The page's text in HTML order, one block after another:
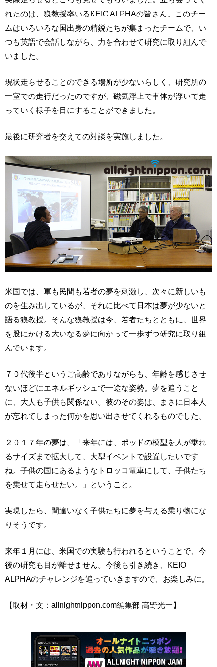
れたのは、狼教授率いるKEIO ALPHAの皆さん。このチー
ムはいろいろな国出身の精鋭たちが集まったチームで、い
つも英語で会話しながら、力を合わせて研究に取り組んで
いました。
現状走らせることのできる場所が少ないらしく、研究所の
一室での走行だったのですが、磁気浮上で車体が浮いて走
っていく様子を目にすることができました。
最後に研究者を交えての対談を実施しました。
米国では、軍も民間も若者の夢を刺激し、次々に新しいも
のを生み出しているが、それに比べて日本は夢が少ないと
語る狼教授。そんな狼教授は今、若者たちとともに、世界
を股にかける大いなる夢に向かって一歩ずつ研究に取り組
んでいます。
７０代後半というご高齢でありながらも、年齢を感じさせ
ないほどにエネルギッシュで一途な姿勢。夢を追うこと
に、大人も子供も関係ない。彼のその姿は、まさに日本人
が忘れてしまった何かを思い出させてくれるものでした。
２０１７年の夢は、「来年には、ポッドの模型を人が乗れ
るサイズまで拡大して、大型イベントで設置したいです
ね。子供の国にあるようなトロッコ電車にして、子供たち
を乗せて走らせたい。」ということ。
実現したら、間違いなく子供たちに夢を与える乗り物にな
りそうです。
来年１月には、米国での実験も行われるということで、今
後の研究も目が離せません。今後も引き続き、KEIO
ALPHAのチャレンジを追っていきますので、お楽しみに。
【取材・文：allnightnippon.com編集部 高野光一】